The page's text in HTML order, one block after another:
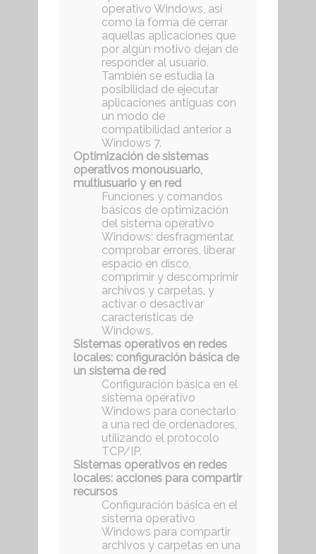
operativo Windows, así
como la forma de cerrar
aquellas aplicaciones que
por algún motivo dejan de
responder al usuario.
También se estudia la
posibilidad de ejecutar
aplicaciones antiguas con
un modo de
compatibilidad anterior a
Windows 7.
Optimización de sistemas
operativos monousuario,
multiusuario y en red
Funciones y comandos
básicos de optimización
del sistema operativo
Windows: desfragmentar,
comprobar errores, liberar
espacio en disco,
comprimir y descomprimir
archivos y carpetas, y
activar o desactivar
características de
Windows.
Sistemas operativos en redes
locales: configuración básica de
un sistema de red
Configuración básica en el
sistema operativo
Windows para conectarlo
a una red de ordenadores,
utilizando el protocolo
TCP/IP.
Sistemas operativos en redes
locales: acciones para compartir
recursos
Configuración básica en el
sistema operativo
Windows para compartir
archivos y carpetas en una